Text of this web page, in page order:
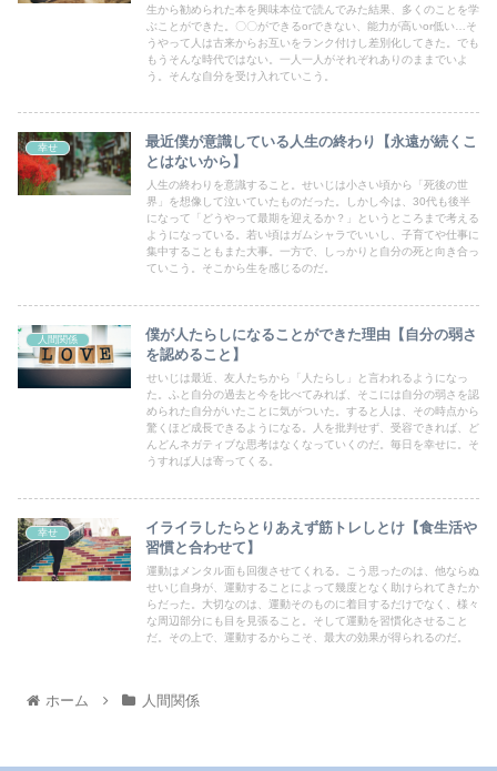
生から勧められた本を興味本位で読んでみた結果、多くのことを学
ぶことができた。〇〇ができるorできない、能力が高いor低い…そ
うやって人は古来からお互いをランク付けし差別化してきた。でも
もうそんな時代ではない。一人一人がそれぞれありのままでいよ
う。そんな自分を受け入れていこう。
幸せ
最近僕が意識している人生の終わり【永遠が続くこ
とはないから】
人生の終わりを意識すること。せいじは小さい頃から「死後の世
界」を想像して泣いていたものだった。しかし今は、30代も後半
になって「どうやって最期を迎えるか？」というところまで考える
ようになっている。若い頃はガムシャラでいいし、子育てや仕事に
集中することもまた大事。一方で、しっかりと自分の死と向き合っ
ていこう。そこから生を感じるのだ。
人間関係
僕が人たらしになることができた理由【自分の弱さ
を認めること】
せいじは最近、友人たちから「人たらし」と言われるようになっ
た。ふと自分の過去と今を比べてみれば、そこには自分の弱さを認
められた自分がいたことに気がついた。すると人は、その時点から
驚くほど成長できるようになる。人を批判せず、受容できれば、ど
んどんネガティブな思考はなくなっていくのだ。毎日を幸せに。そ
うすれば人は寄ってくる。
幸せ
イライラしたらとりあえず筋トレしとけ【食生活や
習慣と合わせて】
運動はメンタル面も回復させてくれる。こう思ったのは、他ならぬ
せいじ自身が、運動することによって幾度となく助けられてきたか
らだった。大切なのは、運動そのものに着目するだけでなく、様々
な周辺部分にも目を見張ること。そして運動を習慣化させること
だ。その上で、運動するからこそ、最大の効果が得られるのだ。
ホーム 人間関係